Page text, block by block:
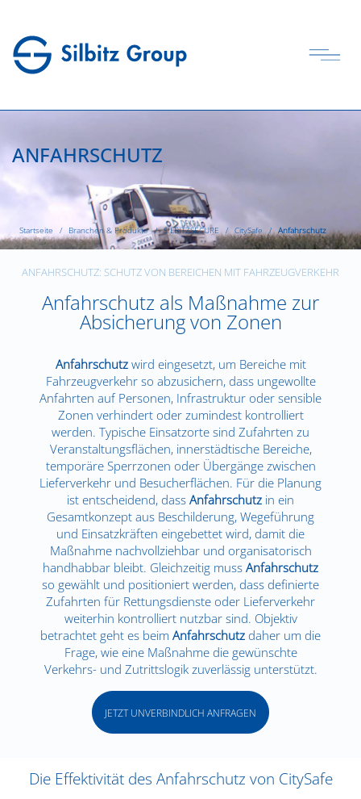
ANFAHRSCHUTZ
Startseite Branchen & Produkte SILBITZSECURE CitySafe Anfahrschutz
ANFAHRSCHUTZ: SCHUTZ VON BEREICHEN MIT FAHRZEUGVERKEHR
Anfahrschutz als Maßnahme zur
Absicherung von Zonen
Anfahrschutzwird eingesetzt, um Bereiche mit
Fahrzeugverkehr so abzusichern, dass ungewollte
Anfahrten auf Personen, Infrastruktur oder sensible
Zonen verhindert oder zumindest kontrolliert
werden. Typische Einsatzorte sind Zufahrten zu
Veranstaltungsflächen, innerstädtische Bereiche,
temporäre Sperrzonen oder Übergänge zwischen
Lieferverkehr und Besucherflächen. Für die Planung
ist entscheidend, dass Anfahrschutz in ein
Gesamtkonzept aus Beschilderung, Wegeführung
und Einsatzkräften eingebettet wird, damit die
Maßnahme nachvollziehbar und organisatorisch
handhabbar bleibt. Gleichzeitig muss Anfahrschutz
so gewählt und positioniert werden, dass definierte
Zufahrten für Rettungsdienste oder Lieferverkehr
weiterhin kontrolliert nutzbar sind. Objektiv
betrachtet geht es beim Anfahrschutz daher um die
Frage, wie eine Maßnahme die gewünschte
Verkehrs- und Zutrittslogik zuverlässig unterstützt.
JETZT UNVERBINDLICH ANFRAGEN
Die Effektivität des Anfahrschutz von CitySafe